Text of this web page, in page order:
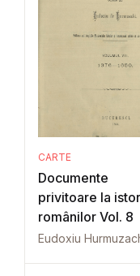
CARTE
Documente
privitoare la
românilor Vol. 8
Eudoxiu